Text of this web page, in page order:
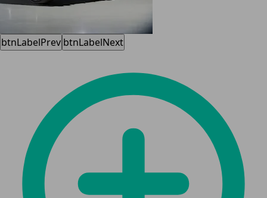
btnLabelPrev btnLabelNext